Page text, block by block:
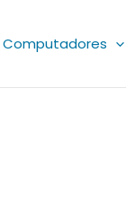
Computadores